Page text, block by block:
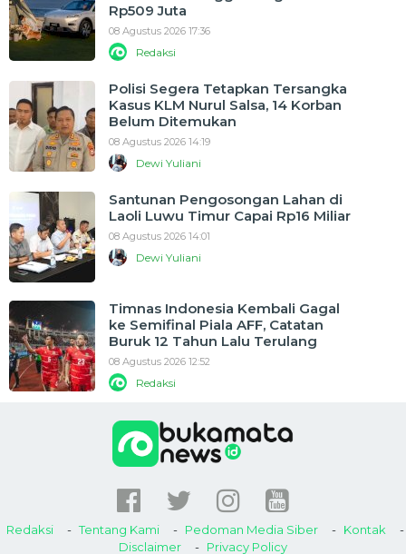
Rp509 Juta
08 Agustus 2026 17:36
Redaksi
Polisi Segera Tetapkan Tersangka
Kasus KLM Nurul Salsa, 14 Korban
Belum Ditemukan
08 Agustus 2026 14:19
Dewi Yuliani
Santunan Pengosongan Lahan di
Laoli Luwu Timur Capai Rp16 Miliar
08 Agustus 2026 14:01
Dewi Yuliani
Timnas Indonesia Kembali Gagal
ke Semifinal Piala AFF, Catatan
Buruk 12 Tahun Lalu Terulang
08 Agustus 2026 12:52
Redaksi
Redaksi Tentang Kami Pedoman Media Siber
Kontak
Disclaimer
Privacy Policy